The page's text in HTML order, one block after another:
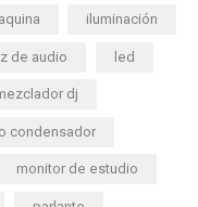
iluminación
de audio led
dj
condensador
monitor de estudio